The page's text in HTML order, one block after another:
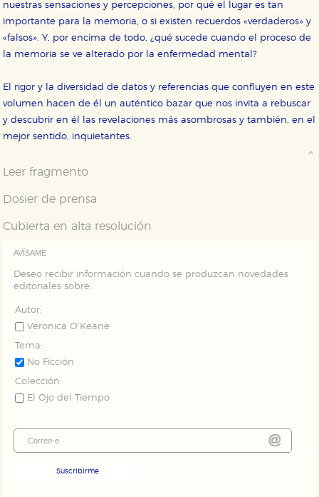
nuestras sensaciones y percepciones, por qué el lugar es tan
importante para la memoria, o si existen recuerdos «verdaderos» y
«falsos». Y, por encima de todo, ¿qué sucede cuando el proceso de
la memoria se ve alterado por la enfermedad mental?
El rigor y la diversidad de datos y referencias que confluyen en este
volumen hacen de él un auténtico bazar que nos invita a rebuscar
y descubrir en él las revelaciones más asombrosas y también, en el
mejor sentido, inquietantes.
Leer fragmento
Dosier de prensa
Cubierta en alta resolución
AVÍSAME
Deseo recibir información cuando se produzcan novedades
editoriales sobre:
Autor:
Veronica O’Keane
Tema:
No Ficción
Colección:
El Ojo del Tiempo
Suscribirme
Estas cookies se utilizan para mejorar su experiencia
de navegación y optimizar el funcionamiento de
nuestro sitio web. Almacenan configuraciones de
servicios para que no tenga que reconfigurarlos cada
vez que nos visita. La información es agregada y, por lo
tanto, es anónima.
Cookies de publicidad y redes sociales
publicitarios y se utilizan para mostrar publicidad
relevante para sus intereses en otros sitios. No
que se basan en la identificación única de su
Puede consultar nuestra